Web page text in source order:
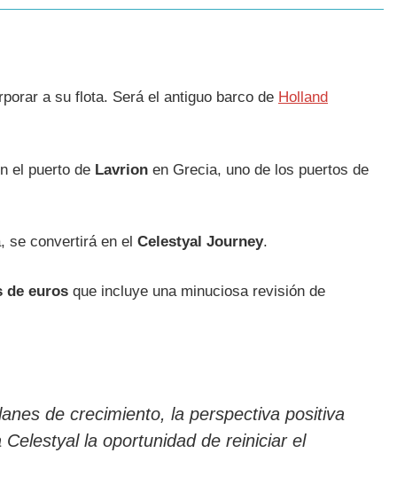
a su flota. Será el antiguo barco de Holland
el puerto de Lavrionen Grecia, uno de los puertos de
se convertirá en el Celestyal Journey.
de eurosque incluye una minuciosa revisión de
de crecimiento, la perspectiva positiva
la oportunidad de reiniciar el